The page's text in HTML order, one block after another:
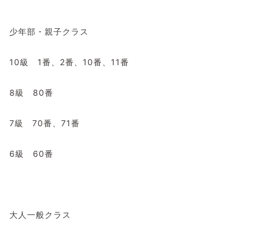
少年部・親子クラス
10級 1番、2番、10番、11番
8級 80番
7級 70番、71番
6級 60番
大人一般クラス